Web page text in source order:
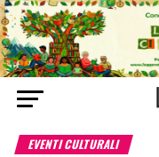
EVENTI CULTURALI